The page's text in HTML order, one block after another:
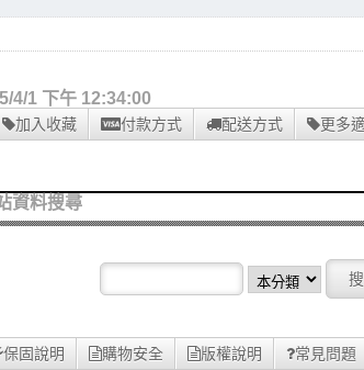
4/1 下午 12:34:00
加入收藏 付款方式 配送方式 更多
資料搜尋
保固說明 購物安全 版權說明 常見問題